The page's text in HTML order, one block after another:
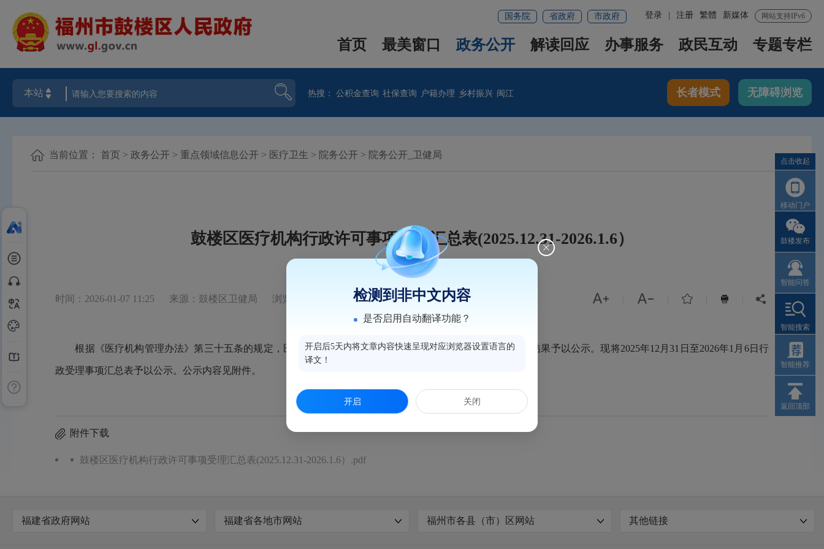
网站支持IPv6
新媒体
繁體
登录 注册
国务院 省政府 市政府
首页 最美窗口 政务公开 解读回应 办事服务 政民互动 专题专栏
热搜：公积金查询 社保查询 户籍办理 乡村振兴 闽江 长者模式 无障碍浏览
当前位置： 首页 > 政务公开 > 重点领域信息公开 > 医疗卫生 > 院务公开 > 院务公开_卫健局
鼓楼区医疗机构行政许可事项受理汇总表(2025.12.31-2026.1.6）
时间：2026-01-07 11:25 来源：鼓楼区卫健局 浏览量：60     
根据《医疗机构管理办法》第三十五条的规定，医疗机构开业、迁移、更名、变更以及停业、歇业和校验结果予以公示。现将2025年12月31日至2026年1月6日行
政受理事项汇总表予以公示。公示内容见附件。
附件下载
鼓楼区医疗机构行政许可事项受理汇总表(2025.12.31-2026.1.6）.pdf
福建省政府网站 福建省各地市网站 福州市各县（市）区网站 其他链接
点击收起
移动门户
鼓楼发布
智能问答
智能搜索
智能推荐
返回顶部
检测到非中文内容
是否启用自动翻译功能？
开启后5天内将文章内容快速呈现对应浏览器设置语言的
译文！
开启 关闭